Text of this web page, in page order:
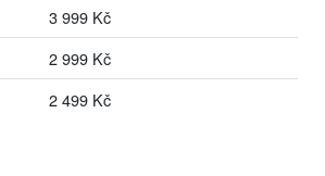
3 999 Kč
2 999 Kč
2 499 Kč